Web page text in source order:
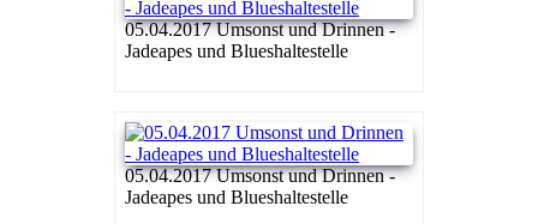
05.04.2017 Umsonst und Drinnen -
Jadeapes und Blueshaltestelle
05.04.2017 Umsonst und Drinnen -
Jadeapes und Blueshaltestelle